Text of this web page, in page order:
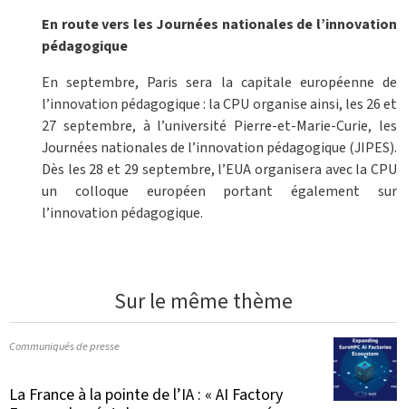
En route vers les Journées nationales de l’innovation
pédagogique
En septembre, Paris sera la capitale européenne de
l’innovation pédagogique : la CPU organise ainsi, les 26 et
27 septembre, à l’université Pierre-et-Marie-Curie, les
Journées nationales de l’innovation pédagogique (JIPES).
Dès les 28 et 29 septembre, l’EUA organisera avec la CPU
un colloque européen portant également sur
l’innovation pédagogique.
Sur le même thème
Communiqués de presse
La France à la pointe de l’IA : « AI Factory